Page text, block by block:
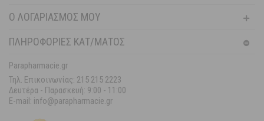
Ο ΛΟΓΑΡΙΑΣΜΌΣ ΜΟΥ
ΠΛΗΡΟΦΟΡΙΕΣ ΚΑΤ/ΜΑΤΟΣ
Parapharmacie.gr
Τηλ. Επικοινωνίας: 215 215 2223
Δευτέρα - Παρασκευή: 9:00 - 11:00
E-mail: info@parapharmacie.gr